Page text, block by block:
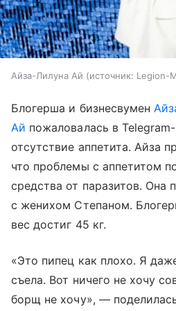
Айза-Лилуна Ай источник: Legion-
Блогерша и бизнесвумен
Ай пожаловалась в
отсутствие аппетита. Айза
что проблемы с аппетитом
средства от паразитов. Она
с женихом Степаном.
вес достиг 45 кг.
«Это пипец как плохо. Я
съела. Вот ничего не хочу
борщ не хочу», —